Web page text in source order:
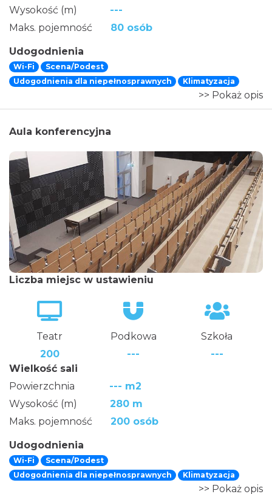
Wysokość (m)
---
Maks. pojemność
80 osób
Udogodnienia
Wi-Fi
Scena/Podest
Udogodnienia dla niepełnosprawnych
Klimatyzacja
>> Pokaż opis
Aula konferencyjna
Liczba miejsc w ustawieniu
Teatr Podkowa
Szkoła
200
---
---
Wielkość sali
Powierzchnia
--- m2
Wysokość (m)
280 m
Maks. pojemność
200 osób
Udogodnienia
Wi-Fi
Scena/Podest
Udogodnienia dla niepełnosprawnych
Klimatyzacja
>> Pokaż opis